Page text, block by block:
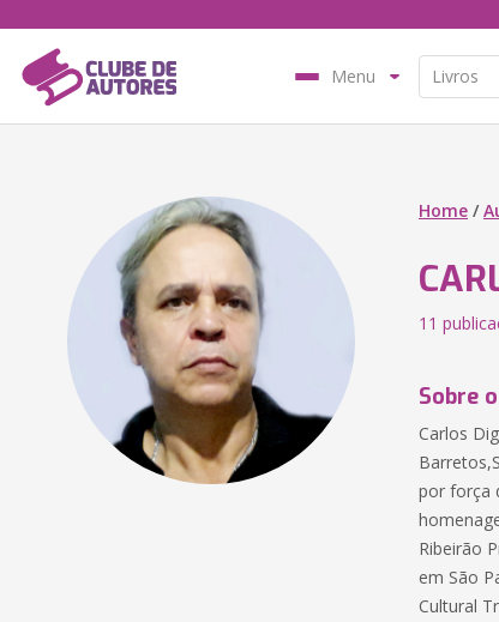
Menu
Home /
11
Sobre
Carlos
por força
Ribeirão
em São
Cultural